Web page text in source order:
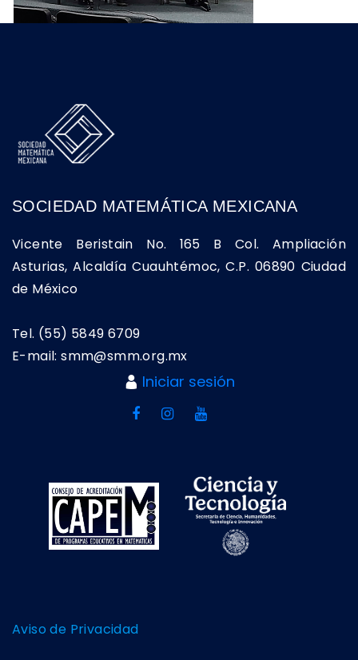
SOCIEDAD MATEMÁTICA MEXICANA
Vicente Beristain No. 165 B Col. Ampliación
Asturias, Alcaldía Cuauhtémoc, C.P. 06890 Ciudad
de México
Tel. (55) 5849 6709
E-mail: smm@smm.org.mx
Iniciar sesión
Aviso de Privacidad